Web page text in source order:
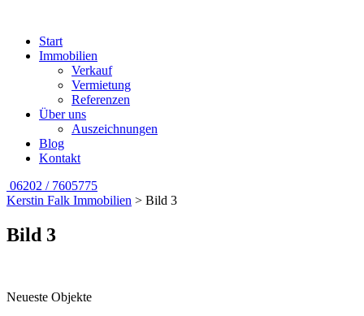
Start
Immobilien
Verkauf
Vermietung
Referenzen
Über uns
Auszeichnungen
Blog
Kontakt
06202 / 7605775
Kerstin Falk Immobilien > Bild 3
Bild 3
Neueste Objekte